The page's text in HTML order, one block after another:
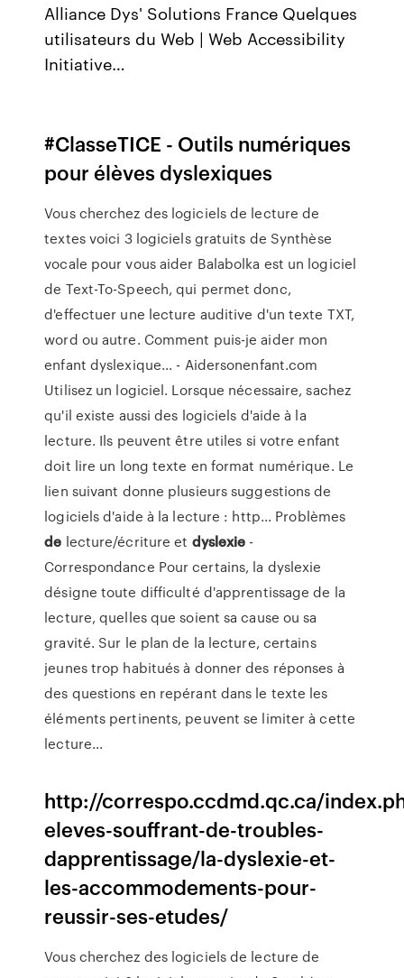
Alliance Dys' Solutions France Quelques
utilisateurs du Web | Web Accessibility
Initiative…
#ClasseTICE - Outils numériques
pour élèves dyslexiques
Vous cherchez des logiciels de lecture de
textes voici 3 logiciels gratuits de Synthèse
vocale pour vous aider Balabolka est un logiciel
de Text-To-Speech, qui permet donc,
d'effectuer une lecture auditive d'un texte TXT,
word ou autre. Comment puis-je aider mon
enfant dyslexique... - Aidersonenfant.com
Utilisez un logiciel. Lorsque nécessaire, sachez
qu'il existe aussi des logiciels d'aide à la
lecture. Ils peuvent être utiles si votre enfant
doit lire un long texte en format numérique. Le
lien suivant donne plusieurs suggestions de
logiciels d'aide à la lecture : http... Problèmes
de lecture/écriture et dyslexie -
Correspondance Pour certains, la dyslexie
désigne toute difficulté d'apprentissage de la
lecture, quelles que soient sa cause ou sa
gravité. Sur le plan de la lecture, certains
jeunes trop habitués à donner des réponses à
des questions en repérant dans le texte les
éléments pertinents, peuvent se limiter à cette
lecture...
http://correspo.ccdmd.qc.ca/
eleves-souffrant-de-troubles-
dapprentissage/la-dyslexie-et-
les-accommodements-pour-
reussir-ses-etudes/
Vous cherchez des logiciels de lecture de